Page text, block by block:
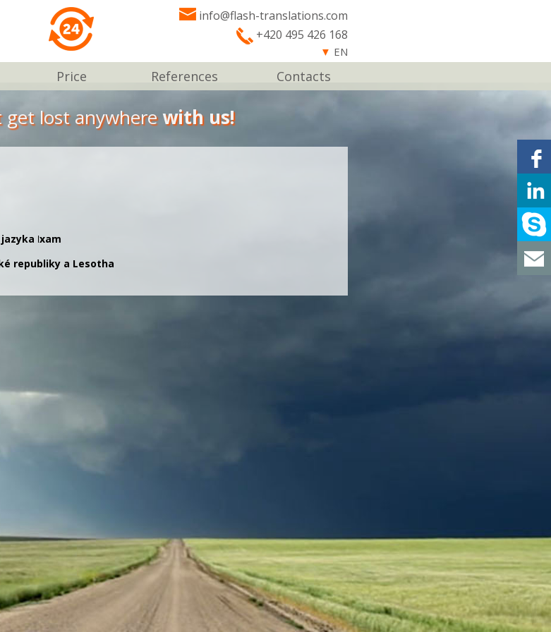
info@flash-translations.com
+420 495 426 168
▼ EN
Price References Contacts
get lost anywhere with us!
ǀxam
republiky a Lesotha